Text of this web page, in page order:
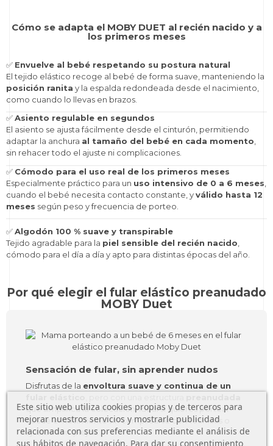
Cómo se adapta el MOBY DUET al recién nacido y a
los primeros meses
✅ Envuelve al bebé respetando su postura natural
El tejido elástico recoge al bebé de forma suave, manteniendo la
posición ranita y la espalda redondeada desde el nacimiento,
como cuando lo llevas en brazos.
✅Asiento regulable en segundos
El asiento se ajusta fácilmente desde el cinturón, permitiendo
adaptar la anchura al tamaño del bebé en cada momento,
sin rehacer todo el ajuste ni complicaciones.
✅ Cómodo para el uso real de los primeros meses
Especialmente práctico para un uso intensivo de 0 a 6 meses
cuando el bebé necesita contacto constante, yválido hasta 12
meses según peso y frecuencia de porteo.
✅Algodón 100 % suave y transpirable
Tejido agradable para la piel sensible del recién nacido
cómodo para el día a día y apto para distintas épocas del año.
Por qué elegir el fular elástico preanudado
MOBY Duet
Sensación de fular, sin aprender nudos
Disfrutas de la envoltura suave y continua de un
que simplifica la colocación. Ideal si quieres portear
desde el nacimiento sin complicarte con técnicas o
ajustes complejos.
Este sitio web utiliza cookies propias y de terceros para
mejorar nuestros servicios y mostrarle publicidad
relacionada con sus preferencias mediante el análisis de
sus hábitos de navegación. Para dar su consentimiento